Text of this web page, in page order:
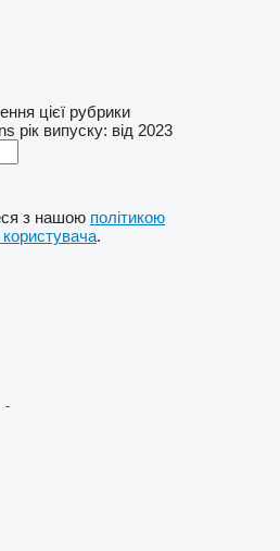
цієї рубрики
рік випуску: від 2023
з нашою політикою
.